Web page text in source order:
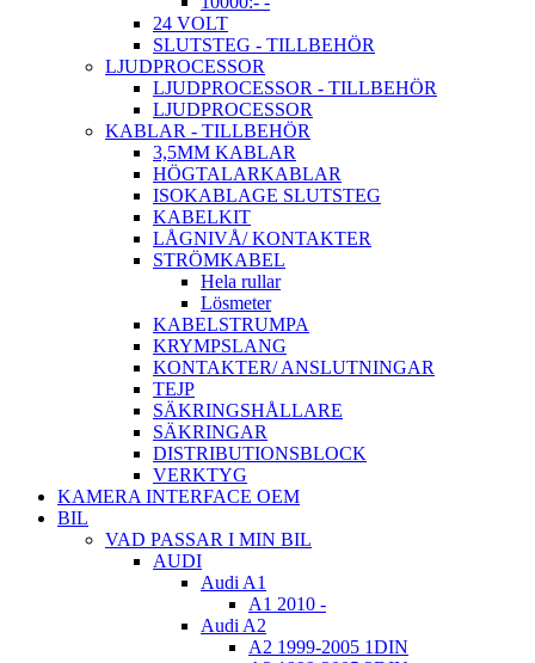
24 VOLT
SLUTSTEG - TILLBEHÖR
LJUDPROCESSOR
LJUDPROCESSOR - TILLBEHÖR
LJUDPROCESSOR
KABLAR - TILLBEHÖR
3,5MM KABLAR
HÖGTALARKABLAR
ISOKABLAGE SLUTSTEG
KABELKIT
LÅGNIVÅ/ KONTAKTER
STRÖMKABEL
Hela rullar
Lösmeter
KABELSTRUMPA
KRYMPSLANG
KONTAKTER/ ANSLUTNINGAR
TEJP
SÄKRINGSHÅLLARE
SÄKRINGAR
DISTRIBUTIONSBLOCK
VERKTYG
KAMERA INTERFACE OEM
BIL
VAD PASSAR I MIN BIL
AUDI
Audi A1
A1 2010 -
Audi A2
A2 1999-2005 1DIN